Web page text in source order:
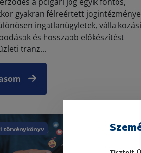
gyakran félreértett
ingatlanügyletek, vállalkozási
és hosszabb előkészítést
tranz...
törvénykönyv